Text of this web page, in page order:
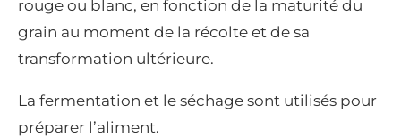
rouge ou blanc, en fonction de la maturité du
grain au moment de la récolte et de sa
transformation ultérieure.
La fermentation et le séchage sont utilisés pour
préparer l’aliment.